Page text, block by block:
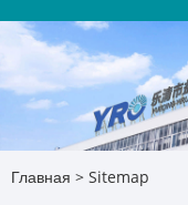
Главная > Sitemap